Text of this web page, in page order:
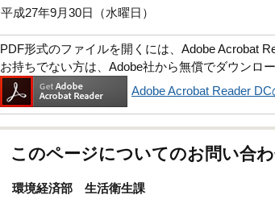
平成27年9月30日（水曜日）
PDF形式のファイルを開くには、Adobe Acrobat
お持ちでない方は、Adobe社から無償でダウンロー
Adobe Acrobat Reader
このページについてのお問い合
環境経済部 生活衛生課